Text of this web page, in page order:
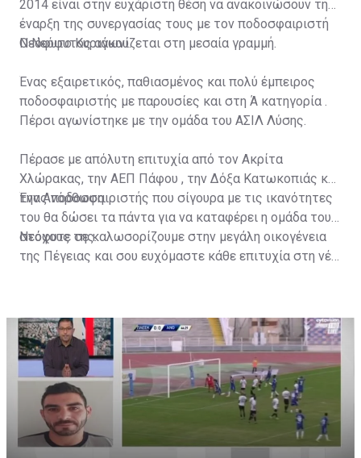
2014 είναι στην ευχάριστη θέση να ανακοινώσουν την
έναρξη της συνεργασίας τους με τον ποδοσφαιριστή
Νεόφυτο Κυριάκου.
Ο Νεόφυτος αγωνίζεται στη μεσαία γραμμή.
Ένας εξαιρετικός, παθιασμένος και πολύ έμπειρος
ποδοσφαιριστής με παρουσίες και στη Ά κατηγορία .
Πέρσι αγωνίστηκε με την ομάδα του ΑΣΙΛ Λύσης.
Πέρασε με απόλυτη επιτυχία από τον Ακρίτα
Χλώρακας, την ΑΕΠ Πάφου , την Δόξα Κατωκοπιάς και
την Ανόρθωση.
Ένας ποδοσφαιριστής που σίγουρα με τις ικανότητες
του θα δώσει τα πάντα για να καταφέρει η ομάδα τους
στόχους της.
Νεόφυτε σε καλωσορίζουμε στην μεγάλη οικογένεια
της Πέγειας και σου ευχόμαστε κάθε επιτυχία στη νέα